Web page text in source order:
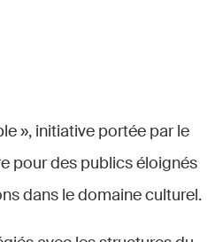
», initiative portée par le
pour des publics éloignés
dans le domaine culturel.